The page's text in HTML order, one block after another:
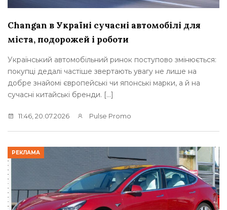
Changan в Україні сучасні автомобілі для
міста, подорожей і роботи
Український автомобільний ринок поступово змінюється:
покупці дедалі частіше звертають увагу не лише на
добре знайомі європейські чи японські марки, а й на
сучасні китайські бренди. […]
11:46, 20.07.2026 Pulse Promo
РЕКЛАМА